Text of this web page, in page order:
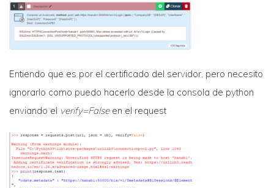
Entiendo que es por el certificado del servidor, pero necesito
ignorarlo como puedo hacerlo desde la consola de python
enviando el verify=False en el request